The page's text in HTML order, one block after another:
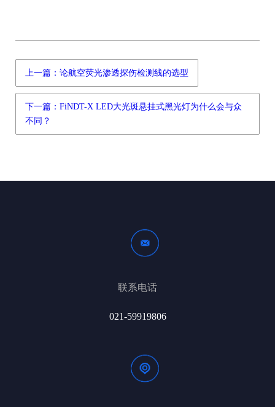
上一篇：论航空荧光渗透探伤检测线的选型
下一篇：FiNDT-X LED大光斑悬挂式黑光灯为什么会与众
不同？
联系电话
021-59919806